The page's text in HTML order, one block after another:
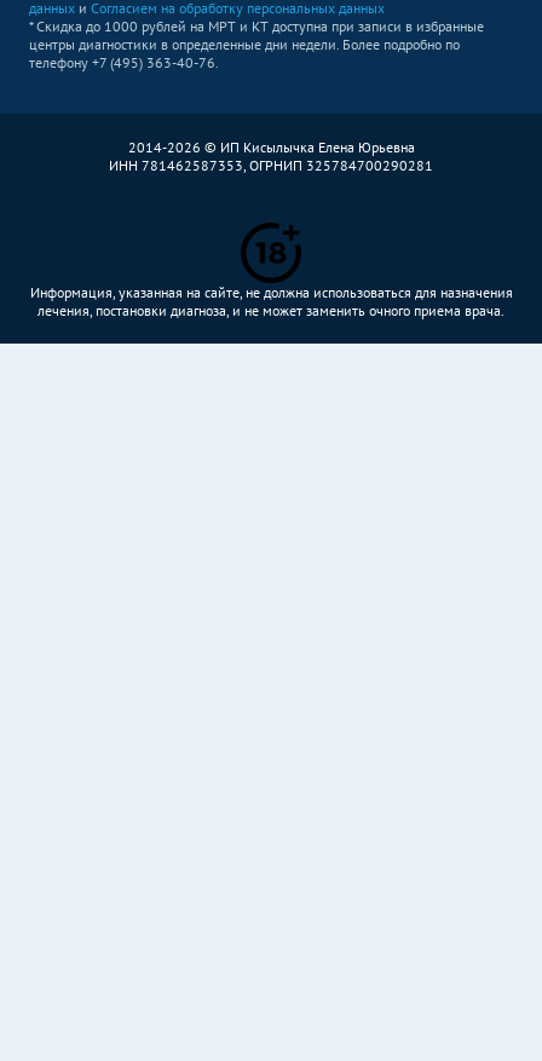
данных и Согласием на обработку персональных данных
* Скидка до 1000 рублей на МРТ и КТ доступна при записи в избранные
центры диагностики в определенные дни недели. Более подробно по
телефону +7 (495) 363-40-76.
2014-2026 © ИП Кисылычка Елена Юрьевна
ИНН 781462587353, ОГРНИП 325784700290281
Информация, указанная на сайте, не должна использоваться для назначения
лечения, постановки диагноза, и не может заменить очного приема врача.